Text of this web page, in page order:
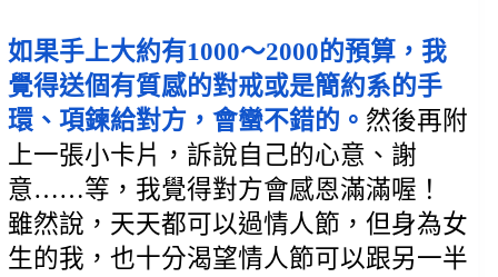
如果手上大約有1000～2000的預算，我
覺得送個有質感的對戒或是簡約系的手
環、項鍊給對方，會蠻不錯的。 然後再附
上一張小卡片，訴說自己的心意、謝
意……等，我覺得對方會感恩滿滿喔！
雖然說，天天都可以過情人節，但身為女
生的我，也十分渴望情人節可以跟另一半